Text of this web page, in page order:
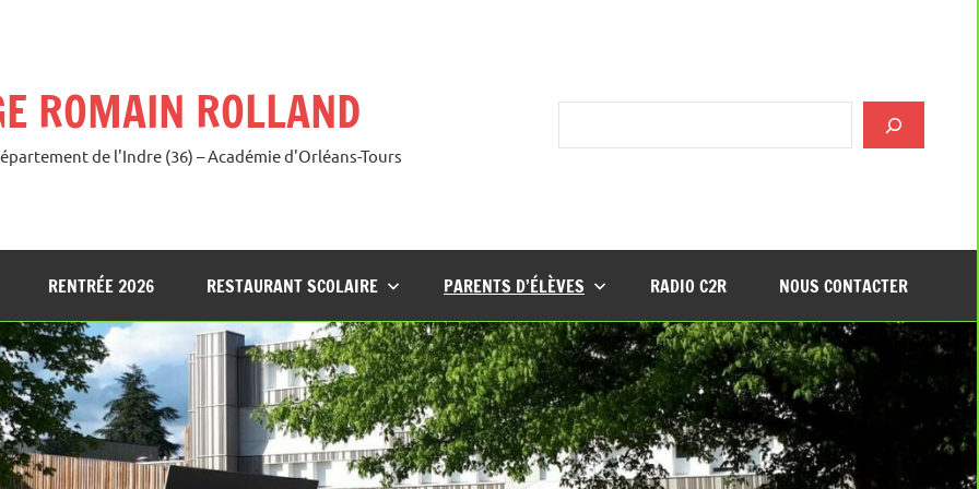
ROMAIN ROLLAND
de l'Indre (36) – Académie d'Orléans-Tours
RENTRÉE 2026 RESTAURANT SCOLAIRE PARENTS D’ÉLÈVES RADIO C2R NOUS CONTACTER